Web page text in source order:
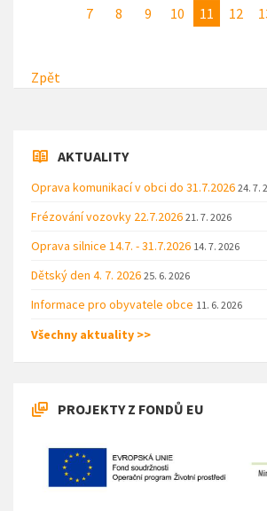
7
8 9 10 11 12
Zpět
AKTUALITY
Oprava komunikací v obci do 31.7.2026 24. 7.
Frézování vozovky 22.7.2026 21. 7. 2026
Oprava silnice 14.7. - 31.7.2026 14. 7. 2026
Dětský den 4. 7. 2026 25. 6. 2026
Informace pro obyvatele obce 11. 6. 2026
Všechny aktuality >>
PROJEKTY Z FONDŮ EU